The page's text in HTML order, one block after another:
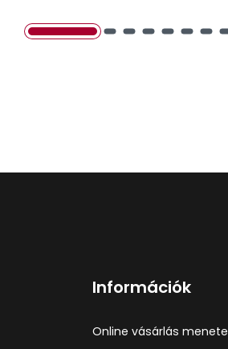
Információk
Online vásárlás menete